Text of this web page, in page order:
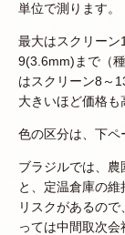
単位で測ります。
最大はスクリー
9(3.6mm)まで（
はスクリーン8～
大きいほど価格も
色の区分は、下ペ
ブラジルでは、
と、定温倉庫の
リスクがあるの
っては中間取次会